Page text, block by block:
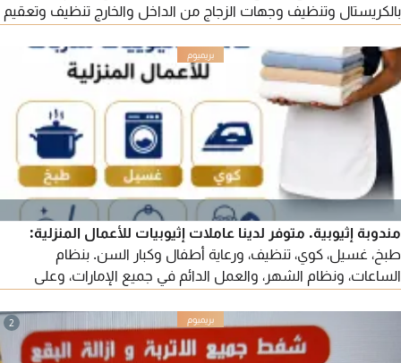
بالكريستال وتنظيف وجهات الزجاج من الداخل والخارج تنظيف وتعقيم
بالمواد المخصصه تنظيف الكنب والسجاد والستائر والمراتب تنظيف
النجف خصم 20 علي جميع الأعمال اتصل الآن
مندوبة إثيوبية. متوفر لدينا عاملات إثيوبيات للأعمال المنزلية:
طبخ، غسيل، كوي، تنظيف، ورعاية أطفال وكبار السن. بنظام
الساعات، ونظام الشهر، والعمل الدائم في جميع الإمارات، وعلى
2